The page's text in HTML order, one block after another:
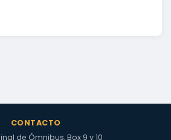
CONTACTO
de Ómnibus, Box 9 y 10